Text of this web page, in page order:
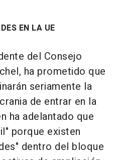
EN LA UE
del Consejo
ha prometido que
seriamente la
de entrar en la
ha adelantado que
porque existen
dentro del bloque